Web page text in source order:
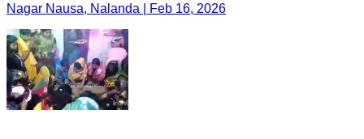
Nagar Nausa, Nalanda | Feb 16, 2026